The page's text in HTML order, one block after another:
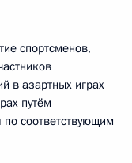
спортсменов,
в азартных играх
путём
соответствующим